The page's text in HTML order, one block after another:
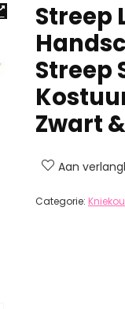
Streep
Streep
Zwart
Aan
Categorie: